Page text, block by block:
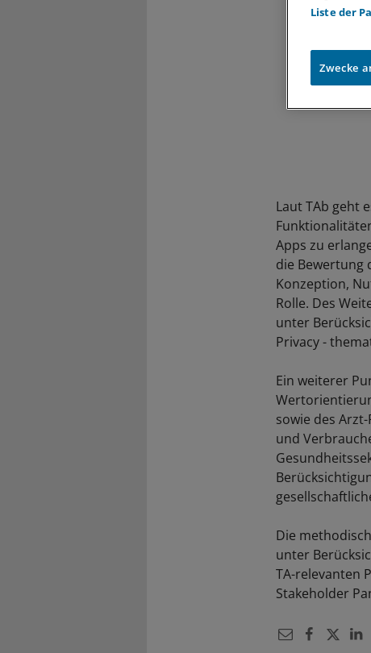
Laut TAb geht
Apps zu
die Bewertung
Konzeption,
Rolle. Des
unter
Privacy -
Ein weiterer
sowie des
und
Die
unter
TA-relevanten
Stakeholder
Liste der
Zwecke